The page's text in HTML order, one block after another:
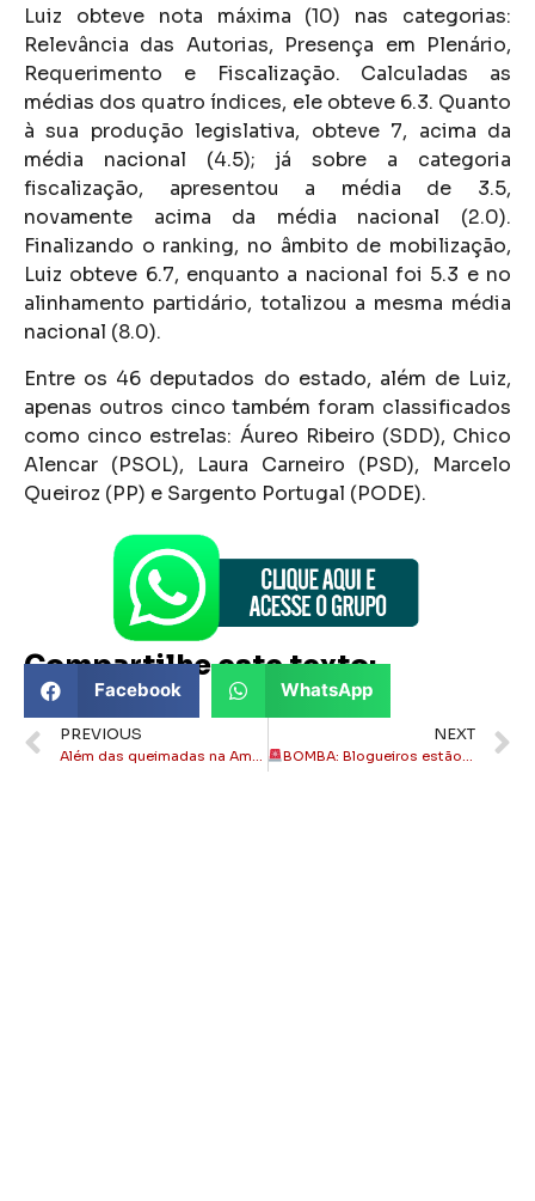
Luiz obteve nota máxima (10) nas categorias:
Relevância das Autorias, Presença em Plenário,
Requerimento e Fiscalização. Calculadas as
médias dos quatro índices, ele obteve 6.3. Quanto
à sua produção legislativa, obteve 7, acima da
média nacional (4.5); já sobre a categoria
fiscalização, apresentou a média de 3.5,
novamente acima da média nacional (2.0).
Finalizando o ranking, no âmbito de mobilização,
Luiz obteve 6.7, enquanto a nacional foi 5.3 e no
alinhamento partidário, totalizou a mesma média
nacional (8.0).
Entre os 46 deputados do estado, além de Luiz,
apenas outros cinco também foram classificados
como cinco estrelas: Áureo Ribeiro (SDD), Chico
Alencar (PSOL), Laura Carneiro (PSD), Marcelo
Queiroz (PP) e Sargento Portugal (PODE).
Compartilhe este texto:
Facebook WhatsApp
PREVIOUS
Além das queimadas na Amazônia, fogo agora atinge também o Pantanal
NEXT
BOMBA: Blogueiros estão na Folha de Pagamento da Prefeitura de Itaperuna